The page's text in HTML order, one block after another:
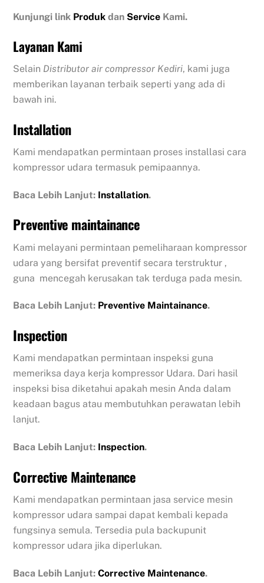
Kunjungi link Produk dan Service Kami.
Layanan Kami
Selain Distributor air compressor Kediri, kami juga
memberikan layanan terbaik seperti yang ada di
bawah ini.
Installation
Kami mendapatkan permintaan proses installasi cara
kompressor udara termasuk pemipaannya.
Baca Lebih Lanjut: Installation.
Preventive maintainance
Kami melayani permintaan pemeliharaan kompressor
udara yang bersifat preventif secara terstruktur ,
guna mencegah kerusakan tak terduga pada mesin.
Baca Lebih Lanjut: Preventive Maintainance.
Inspection
Kami mendapatkan permintaan inspeksi guna
memeriksa daya kerja kompressor Udara. Dari hasil
inspeksi bisa diketahui apakah mesin Anda dalam
keadaan bagus atau membutuhkan perawatan lebih
lanjut.
Baca Lebih Lanjut: Inspection.
Corrective Maintenance
Kami mendapatkan permintaan jasa service mesin
kompressor udara sampai dapat kembali kepada
fungsinya semula. Tersedia pula backupunit
kompressor udara jika diperlukan.
Baca Lebih Lanjut:Corrective Maintenance.